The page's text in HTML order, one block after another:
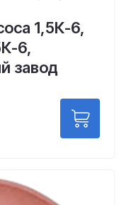
1,5К-6,
6,
завод